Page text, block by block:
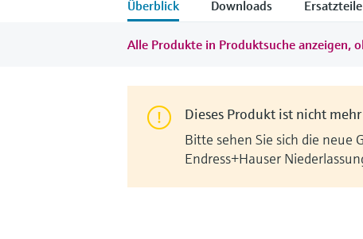
Überblick Downloads
Alle Produkte in Produktsuche anzeigen,
Dieses Produkt ist nicht
Bitte sehen Sie sich die neue
Endress+Hauser